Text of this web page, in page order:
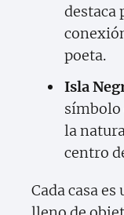
destaca
poeta.
Isla
símbolo
la
centro
Cada casa